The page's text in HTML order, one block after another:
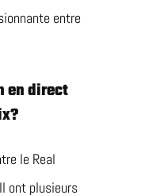
entre
en direct
le Real
ont plusieurs